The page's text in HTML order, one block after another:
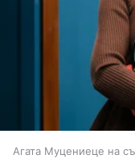
Агата Муцениеце на